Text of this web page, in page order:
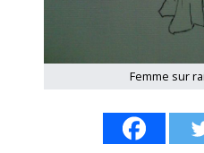
Femme sur